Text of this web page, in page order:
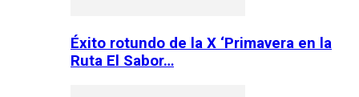
Éxito rotundo de la X ‘Primavera en la
Ruta El Sabor…